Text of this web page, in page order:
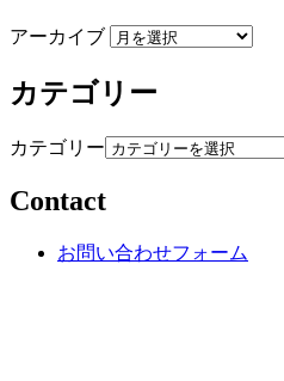
アーカイブ
カテゴリー
カテゴリー
Contact
お問い合わせフォーム